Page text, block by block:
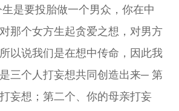
是要投胎做一个男众，你在中
那个女方生起贪爱之想，对男方
以说我们是在想中传命，因此我
三个人打妄想共同创造出来─ 第
妄想；第二个、你的母亲打妄